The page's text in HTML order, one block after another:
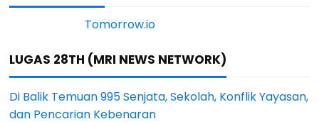
LUGAS 28TH (MRI NEWS NETWORK)
Di Balik Temuan 995 Senjata, Sekolah, Konflik Yayasan,
dan Pencarian Kebenaran